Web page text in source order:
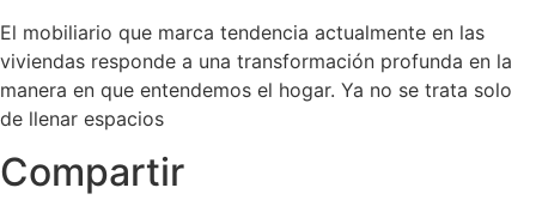
El mobiliario que marca tendencia actualmente en las
viviendas responde a una transformación profunda en la
manera en que entendemos el hogar. Ya no se trata solo
de llenar espacios
Compartir